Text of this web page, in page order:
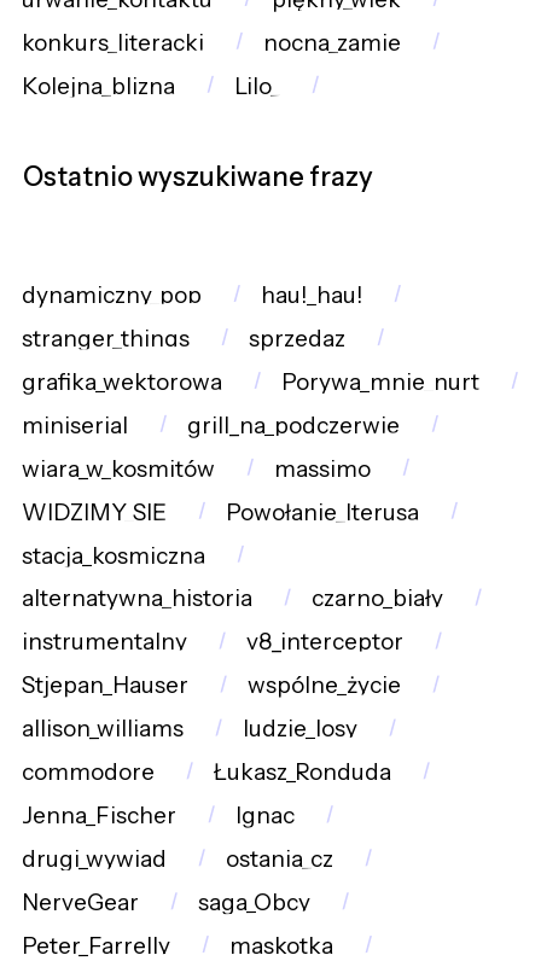
konkurs_literacki
nocna_zamie
Kolejna_blizna
Lilo_
Ostatnio wyszukiwane frazy
dynamiczny_pop
hau!_hau!
stranger_things
sprzedaz
grafika_wektorowa
Porywa_mnie_nurt
miniserial
grill_na_podczerwie
wiara_w_kosmitów
massimo
WIDZIMY_SIĘ
Powołanie_Iterusa
stacja_kosmiczna
alternatywna_historia
czarno_biały
instrumentalny
v8_interceptor
Stjepan_Hauser
wspólne_życie
allison_williams
ludzie_losy
commodore
Łukasz_Ronduda
Jenna_Fischer
Ignac
drugi_wywiad
ostania_cz
NerveGear
saga_Obcy
Peter_Farrelly
maskotka